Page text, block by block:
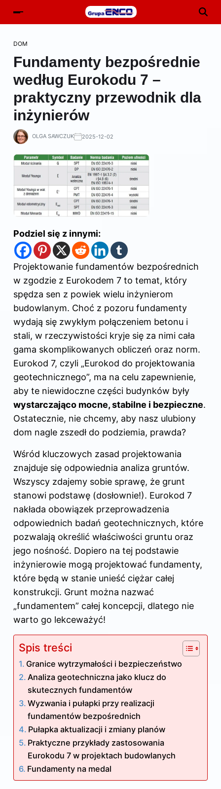
DOM
Fundamenty bezpośrednie
według Eurokodu 7 –
praktyczny przewodnik dla
inżynierów
OLGA SAWCZUK 2025-12-02
Podziel się z innymi:
Projektowanie fundamentów bezpośrednich
w zgodzie z Eurokodem 7 to temat, który
spędza sen z powiek wielu inżynierom
budowlanym. Choć z pozoru fundamenty
wydają się zwykłym połączeniem betonu i
stali, w rzeczywistości kryje się za nimi cała
gama skomplikowanych obliczeń oraz norm.
Eurokod 7, czyli „Eurokod do projektowania
geotechnicznego”, ma na celu zapewnienie,
aby te niewidoczne części budynków były
wystarczająco mocne, stabilne i bezpieczne.
Ostatecznie, nie chcemy, aby nasz ulubiony
dom nagle zszedł do podziemia, prawda?
Wśród kluczowych zasad projektowania
znajduje się odpowiednia analiza gruntów.
Wszyscy zdajemy sobie sprawę, że grunt
stanowi podstawę (dosłownie!). Eurokod 7
nakłada obowiązek przeprowadzenia
odpowiednich badań geotechnicznych, które
pozwalają określić właściwości gruntu oraz
jego nośność. Dopiero na tej podstawie
inżynierowie mogą projektować fundamenty,
które będą w stanie unieść ciężar całej
konstrukcji. Grunt można nazwać
„fundamentem” całej koncepcji, dlatego nie
warto go lekceważyć!
Spis treści
Granice wytrzymałości i bezpieczeństwo
Analiza geotechniczna jako klucz do
skutecznych fundamentów
Wyzwania i pułapki przy realizacji
fundamentów bezpośrednich
Pułapka aktualizacji i zmiany planów
Praktyczne przykłady zastosowania
Eurokodu 7 w projektach budowlanych
Fundamenty na medal